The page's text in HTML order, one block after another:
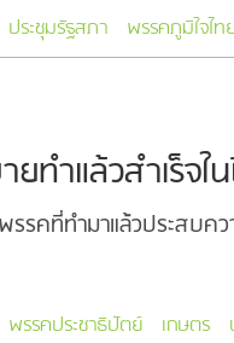
ประชุมรัฐสภา พรรคภูมิใจไท
ทำแล้วสำเร็จใ
รคที่ทำมาแล้วประสบคว
พรรคประชาธิปัตย์ เกษตร